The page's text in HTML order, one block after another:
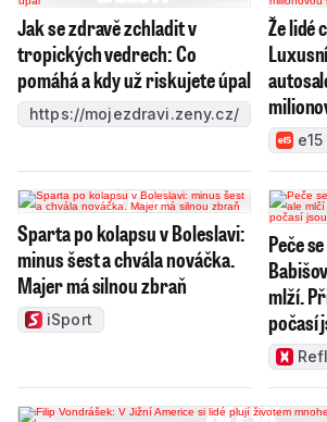
Jak se zdravě zchladit v
tropických vedrech: Co
pomáhá a kdy už riskujete úpal
https://mojezdravi.zeny.cz/
Že lidé
e15
Sparta po kolapsu v Boleslavi:
minus šest a chvála nováčka.
Majer má silnou zbraň
iSport
Peče
mlží.
počasí